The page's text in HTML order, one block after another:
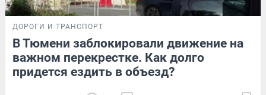
ДОРОГИ И ТРАНСПОРТ
В Тюмени заблокировали движение на
важном перекрестке. Как долго
придется ездить в объезд?